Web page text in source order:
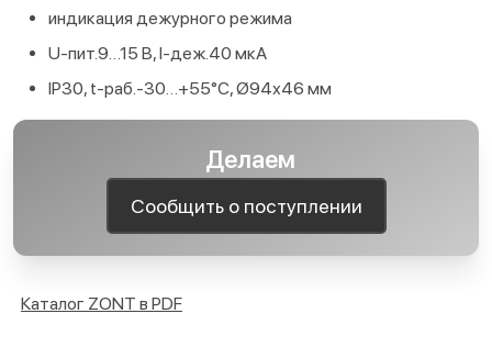
индикация дежурного режима
U-пит.9…15 В, I-деж.40 мкА
IP30, t-раб.-30…+55°С, Ø94х46 мм
Делаем
Сообщить о поступлении
Каталог ZONT в PDF